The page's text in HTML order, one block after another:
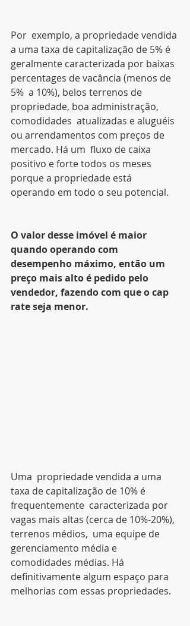
Por  exemplo, a propriedade vendida
a uma taxa de capitalização de 5% é
geralmente caracterizada por baixas
percentages de vacância (menos de
5%  a 10%), belos terrenos de
propriedade, boa administração,
comodidades  atualizadas e aluguéis
ou arrendamentos com preços de
mercado. Há um  fluxo de caixa
positivo e forte todos os meses
porque a propriedade está
operando em todo o seu potencial.
O valor desse imóvel é maior
quando operando com
desempenho máximo, então um
preço mais alto é pedido pelo
vendedor, fazendo com que o cap
rate seja menor.
Uma  propriedade vendida a uma
taxa de capitalização de 10% é
frequentemente  caracterizada por
vagas mais altas (cerca de 10%-20%),
terrenos médios,  uma equipe de
gerenciamento média e
comodidades médias. Há
definitivamente algum espaço para
melhorias com essas propriedades.